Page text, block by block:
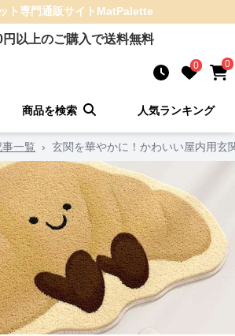
ト専門通販サイト MatPalette
円以上のご購入で送料無料
0 0
商品を検索 人気ランキング
事一覧 › 玄関を華やかに！かわいい屋内用玄